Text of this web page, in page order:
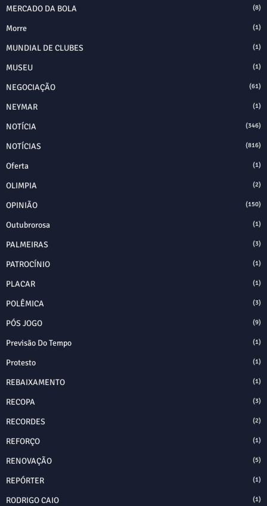
MERCADO DA BOLA (8)
Morre (1)
MUNDIAL DE CLUBES (1)
MUSEU (1)
NEGOCIAÇÃO (61)
NEYMAR (1)
NOTÍCIA (346)
NOTÍCIAS (816)
Oferta (1)
OLIMPIA (2)
OPINIÃO (150)
Outubrorosa (1)
PALMEIRAS (3)
PATROCÍNIO (1)
PLACAR (1)
POLÊMICA (3)
PÓS JOGO (9)
Previsão Do Tempo (1)
Protesto (1)
REBAIXAMENTO (1)
RECOPA (3)
RECORDES (2)
REFORÇO (1)
RENOVAÇÃO (5)
REPÓRTER (1)
RODRIGO CAIO (1)